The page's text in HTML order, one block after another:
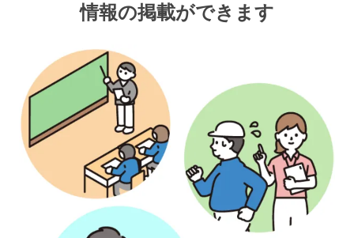
情報の掲載ができます